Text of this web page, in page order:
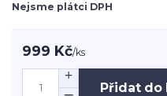
Nejsme plátci DPH
999 Kč/ks
Přidat do